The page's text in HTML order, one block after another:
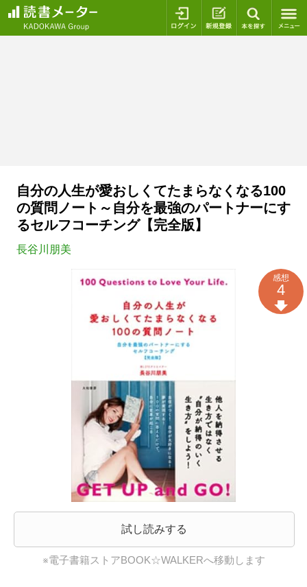
ログイン 新規登録
自分の人生が愛おしくてたまらなくなる100
の質問ノート～自分を最強のパートナーにす
るセルフコーチング【完全版】
長谷川朋美
試し読みする
※電子書籍ストアBOOK☆WALKERへ移動します
感想
4